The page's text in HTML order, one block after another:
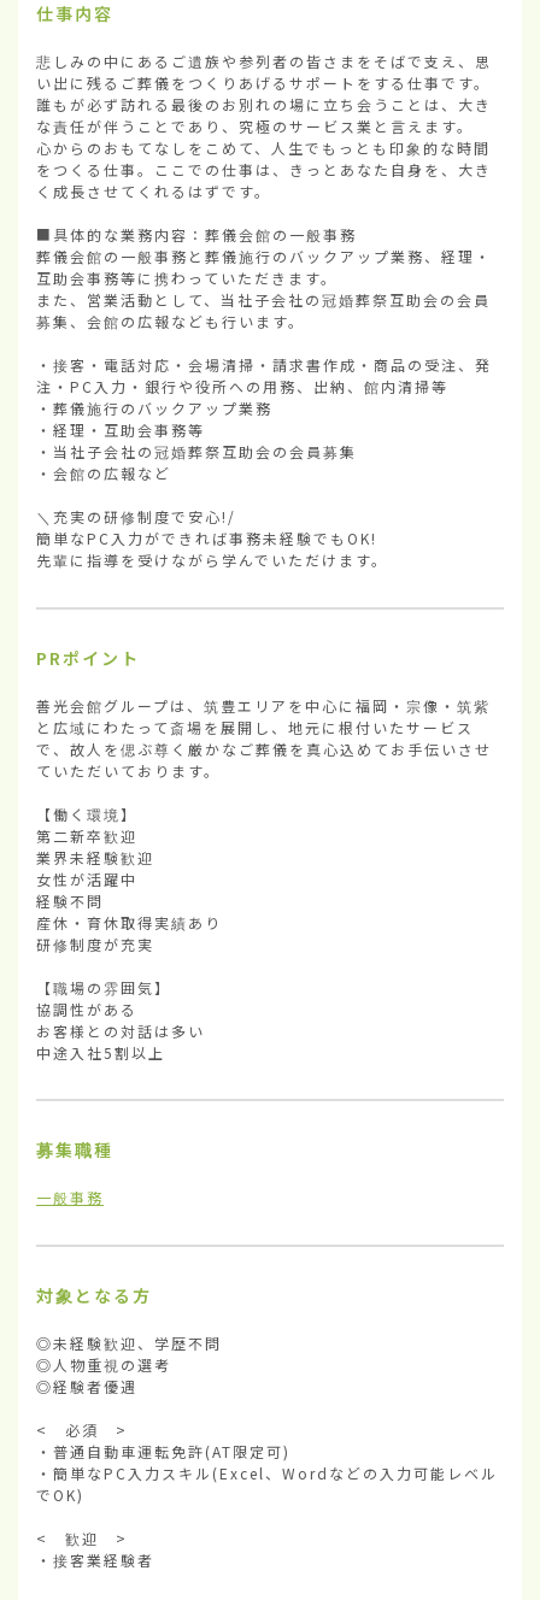
仕事内容
悲しみの中にあるご遺族や参列者の皆さまをそばで支え、思
い出に残るご葬儀をつくりあげるサポートをする仕事です。
誰もが必ず訪れる最後のお別れの場に立ち会うことは、大き
な責任が伴うことであり、究極のサービス業と言えます。
心からのおもてなしをこめて、人生でもっとも印象的な時間
をつくる仕事。ここでの仕事は、きっとあなた自身を、大き
く成長させてくれるはずです。
■具体的な業務内容：葬儀会館の一般事務
葬儀会館の一般事務と葬儀施行のバックアップ業務、経理・
互助会事務等に携わっていただきます。
また、営業活動として、当社子会社の冠婚葬祭互助会の会員
募集、会館の広報なども行います。
・接客・電話対応・会場清掃・請求書作成・商品の受注、発
注・PC入力・銀行や役所への用務、出納、館内清掃等
・葬儀施行のバックアップ業務
・経理・互助会事務等
・当社子会社の冠婚葬祭互助会の会員募集
・会館の広報など
＼充実の研修制度で安心!/
簡単なPC入力ができれば事務未経験でもOK!
先輩に指導を受けながら学んでいただけます。
PRポイント
善光会館グループは、筑豊エリアを中心に福岡・宗像・筑紫
と広域にわたって斎場を展開し、地元に根付いたサービス
で、故人を偲ぶ尊く厳かなご葬儀を真心込めてお手伝いさせ
ていただいております。
【働く環境】
第二新卒歓迎
業界未経験歓迎
女性が活躍中
経験不問
産休・育休取得実績あり
研修制度が充実
【職場の雰囲気】
協調性がある
お客様との対話は多い
中途入社5割以上
募集職種
一般事務
対象となる方
◎未経験歓迎、学歴不問
◎人物重視の選考
◎経験者優遇
<　必須　>
・普通自動車運転免許(AT限定可)
・簡単なPC入力スキル(Excel、Wordなどの入力可能レベル
でOK)
<　歓迎　>
・接客業経験者